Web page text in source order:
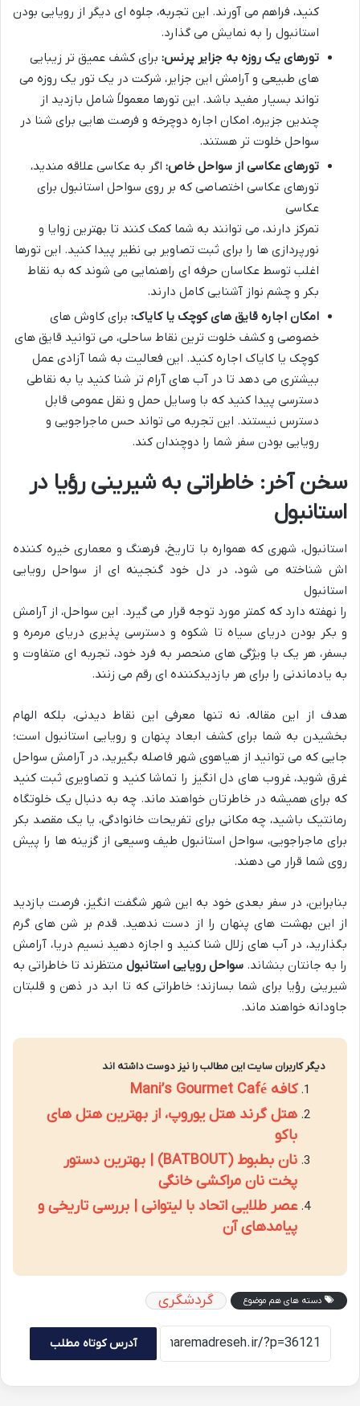
کنید، فراهم می آورند. این تجربه، جلوه ای دیگر از رویایی بودن
استانبول را به نمایش می گذارد.
تورهای یک روزه به جزایر پرنس: برای کشف عمیق تر زیبایی
های طبیعی و آرامش این جزایر، شرکت در یک تور یک روزه می
تواند بسیار مفید باشد. این تورها معمولاً شامل بازدید از
چندین جزیره، امکان اجاره دوچرخه و فرصت هایی برای شنا در
سواحل خلوت تر هستند.
تورهای عکاسی از سواحل خاص: اگر به عکاسی علاقه مندید،
تورهای عکاسی اختصاصی که بر روی سواحل استانبول برای
عکاسی
تمرکز دارند، می توانند به شما کمک کنند تا بهترین زوایا و
نورپردازی ها را برای ثبت تصاویر بی نظیر پیدا کنید. این تورها
اغلب توسط عکاسان حرفه ای راهنمایی می شوند که به نقاط
بکر و چشم نواز آشنایی کامل دارند.
امکان اجاره قایق های کوچک یا کایاک: برای کاوش های
خصوصی و کشف خلوت ترین نقاط ساحلی، می توانید قایق های
کوچک یا کایاک اجاره کنید. این فعالیت به شما آزادی عمل
بیشتری می دهد تا در آب های آرام تر شنا کنید یا به نقاطی
دسترسی پیدا کنید که با وسایل حمل و نقل عمومی قابل
دسترس نیستند. این تجربه می تواند حس ماجراجویی و
رویایی بودن سفر شما را دوچندان کند.
سخن آخر: خاطراتی به شیرینی رؤیا در
استانبول
استانبول، شهری که همواره با تاریخ، فرهنگ و معماری خیره کننده
اش شناخته می شود، در دل خود گنجینه ای از سواحل رویایی
استانبول
را نهفته دارد که کمتر مورد توجه قرار می گیرد. این سواحل، از آرامش
و بکر بودن دریای سیاه تا شکوه و دسترسی پذیری دریای مرمره و
بسفر، هر یک با ویژگی های منحصر به فرد خود، تجربه ای متفاوت و
به یادماندنی را برای هر بازدیدکننده ای رقم می زنند.
هدف از این مقاله، نه تنها معرفی این نقاط دیدنی، بلکه الهام
بخشیدن به شما برای کشف ابعاد پنهان و رویایی استانبول است؛
جایی که می توانید از هیاهوی شهر فاصله بگیرید، در آرامش سواحل
غرق شوید، غروب های دل انگیز را تماشا کنید و تصاویری ثبت کنید
که برای همیشه در خاطرتان خواهند ماند. چه به دنبال یک خلوتگاه
رمانتیک باشید، چه مکانی برای تفریحات خانوادگی، یا یک مقصد بکر
برای ماجراجویی، سواحل استانبول طیف وسیعی از گزینه ها را پیش
روی شما قرار می دهند.
بنابراین، در سفر بعدی خود به این شهر شگفت انگیز، فرصت بازدید
از این بهشت های پنهان را از دست ندهید. قدم بر شن های گرم
بگذارید، در آب های زلال شنا کنید و اجازه دهید نسیم دریا، آرامش
را به جانتان بنشاند. سواحل رویایی استانبول منتظرند تا خاطراتی به
شیرینی رؤیا برای شما بسازند؛ خاطراتی که تا ابد در ذهن و قلبتان
جاودانه خواهند ماند.
دیگر کاربران سایت این مطالب را نیز دوست داشته اند
کافه Mani’s Gourmet Café
هتل گرند هتل یوروپ، از بهترین هتل های
باکو
نان بطبوط (BATBOUT) | بهترین دستور
پخت نان مراکشی خانگی
عصر طلایی اتحاد با لیتوانی | بررسی تاریخی و
پیامدهای آن
دسته های هم موضوع گردشگری
آدرس کوتاه مطلب